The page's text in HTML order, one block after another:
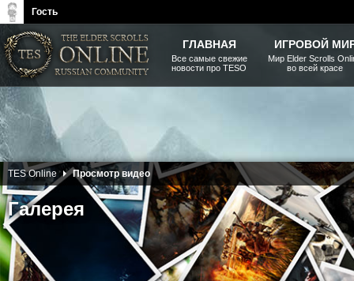
Галерея
TES Online Просмотр видео
The Elder Scrolls, Fallout,
Bethesda Softworks - статьи,
новости, дополнения
ГЛАВНАЯ
Все самые свежие
новости про TESO
ИГРОВОЙ
Мир Elder Scrolls
во всей красе
Гость